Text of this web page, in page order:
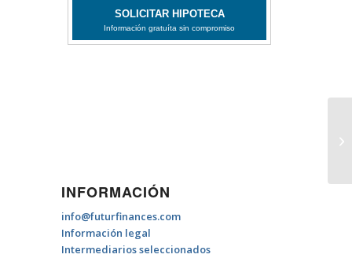
INFORMACIÓN
info@futurfinances.com
Información legal
Intermediarios seleccionados